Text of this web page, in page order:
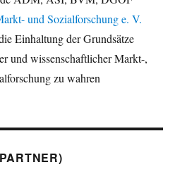
und Sozialforschung e. V.
Einhaltung der Grundsätze
und wissenschaftlicher Markt-,
zu wahren